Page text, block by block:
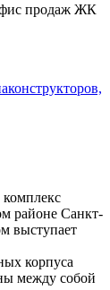
продаж ЖК
районе Санкт-
выступает
корпуса
между собой